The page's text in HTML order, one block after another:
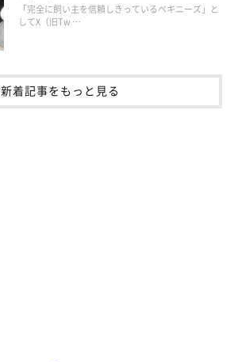
「完全に飼い主を信頼しきっているペキニーズ」と
してX（旧Tw …
新着記事をもっと見る